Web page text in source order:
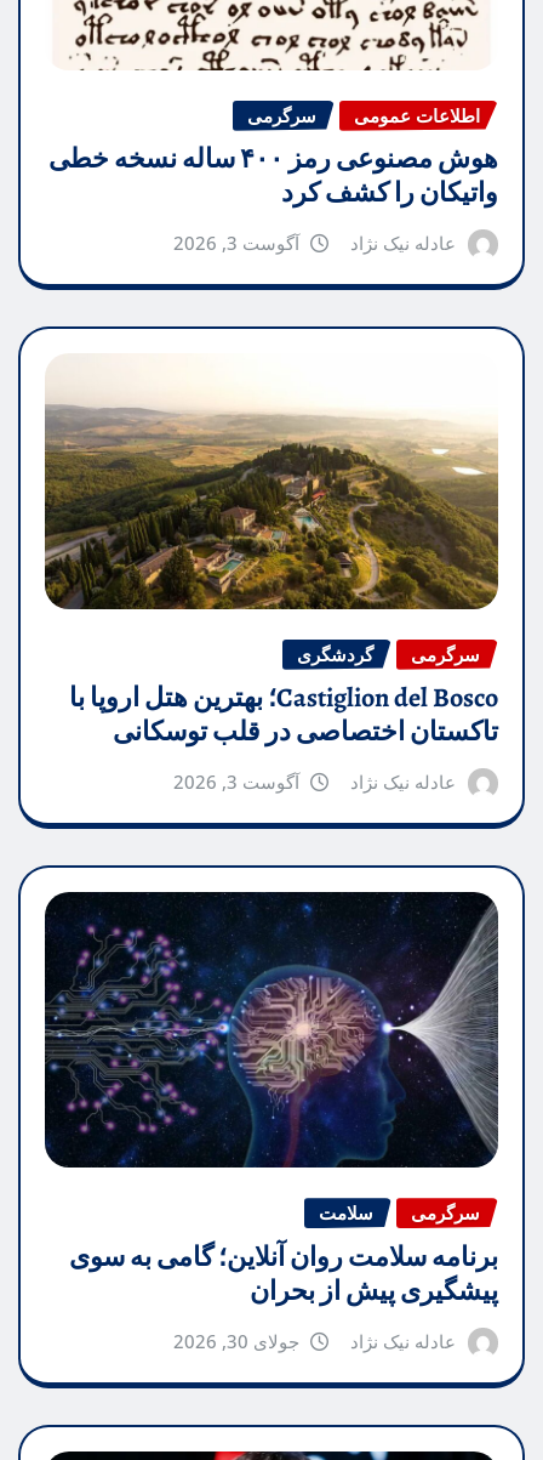
اطلاعات عمومی سرگرمی
هوش مصنوعی رمز ۴۰۰ ساله نسخه خطی
واتیکان را کشف کرد
عادله نیک نژاد آگوست 3, 2026
سرگرمی گردشگری
Castiglion del Bosco؛ بهترین هتل اروپا با
تاکستان اختصاصی در قلب توسکانی
عادله نیک نژاد آگوست 3, 2026
سرگرمی سلامت
برنامه سلامت روان آنلاین؛ گامی به سوی
پیشگیری پیش از بحران
عادله نیک نژاد جولای 30, 2026